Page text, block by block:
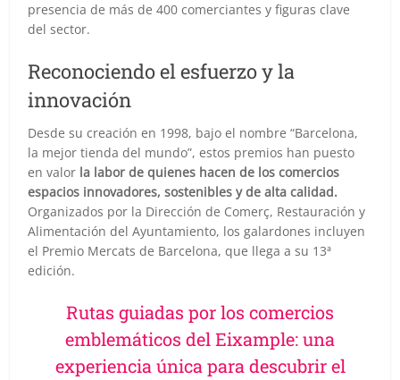
presencia de más de 400 comerciantes y figuras clave
del sector.
Reconociendo el esfuerzo y la
innovación
Desde su creación en 1998, bajo el nombre “Barcelona,
la mejor tienda del mundo”, estos premios han puesto
en valor la labor de quienes hacen de los comercios
espacios innovadores, sostenibles y de alta calidad.
Organizados por la Dirección de Comerç, Restauración y
Alimentación del Ayuntamiento, los galardones incluyen
el Premio Mercats de Barcelona, que llega a su 13ª
edición.
Rutas guiadas por los comercios
emblemáticos del Eixample: una
experiencia única para descubrir el